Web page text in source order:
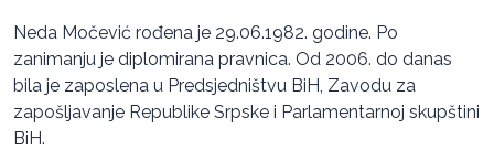
Neda Močević rođena je 29.06.1982. godine. Po
zanimanju je diplomirana pravnica. Od 2006. do danas
bila je zaposlena u Predsjedništvu BiH, Zavodu za
zapošljavanje Republike Srpske i Parlamentarnoj skupštini
BiH.